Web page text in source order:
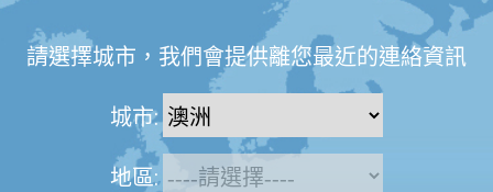
請選擇城市，我們會提供離您最近的連絡資訊
城市:
地區: